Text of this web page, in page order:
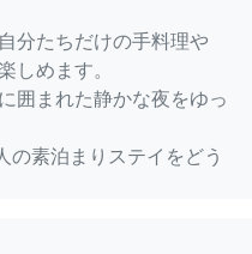
分たちだけの手料理や
しめます。
囲まれた静かな夜をゆっ
の素泊まりステイをどう